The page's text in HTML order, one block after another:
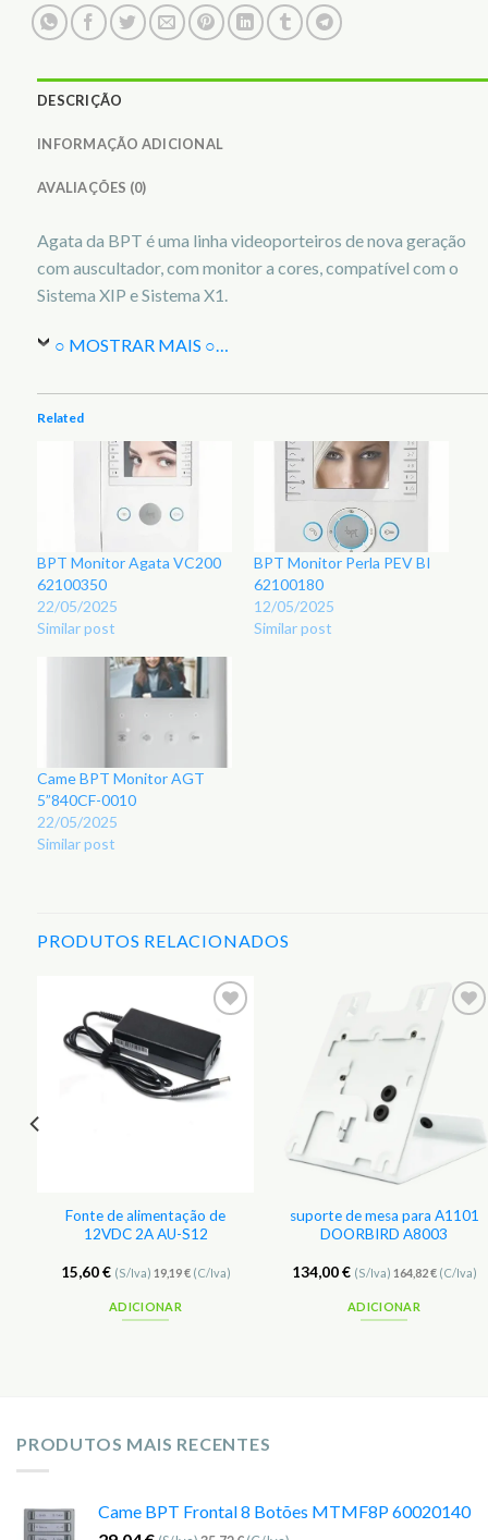
DESCRIÇÃO
INFORMAÇÃO ADICIONAL
AVALIAÇÕES (0)
Agata da BPT é uma linha videoporteiros de nova geração
com auscultador, com monitor a cores, compatível com o
Sistema XIP e Sistema X1.
○ MOSTRAR MAIS ○
Related
BPT Monitor Agata VC200
62100350
22/05/2025
Similar post
BPT Monitor Perla PEV BI
62100180
12/05/2025
Similar post
Came BPT Monitor AGT
5”840CF-0010
22/05/2025
Similar post
PRODUTOS RELACIONADOS
Adicionar
aos
Favoritos
Fonte de alimentação de
12VDC 2A AU-S12
15,60€ (S/Iva) 19,19€(C/Iva)
ADICIONAR
Adicionar
Favoritos
suporte de mesa para A1101
DOORBIRD A8003
134,00€ (S/Iva) 164,82€(C/Iva)
ADICIONAR
PRODUTOS MAIS RECENTES
Came BPT Frontal 8 Botões MTMF8P 60020140